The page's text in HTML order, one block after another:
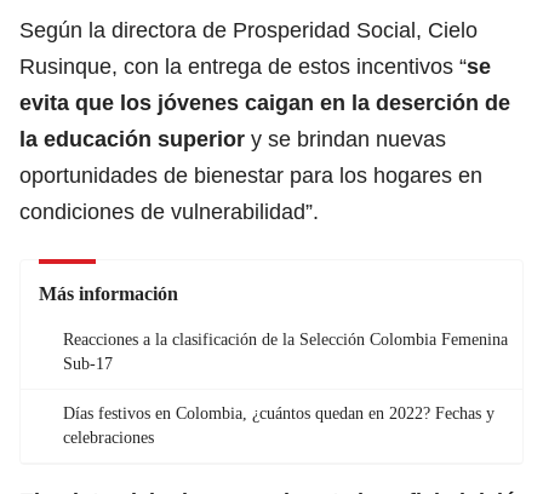
Según la directora de Prosperidad Social, Cielo
Rusinque, con la entrega de estos incentivos “se
evita que los jóvenes caigan en la deserción de
la educación superior y se brindan nuevas
oportunidades de bienestar para los hogares en
condiciones de vulnerabilidad”.
Más información
Reacciones a la clasificación de la Selección Colombia Femenina
Sub-17
Días festivos en Colombia, ¿cuántos quedan en 2022? Fechas y
celebraciones